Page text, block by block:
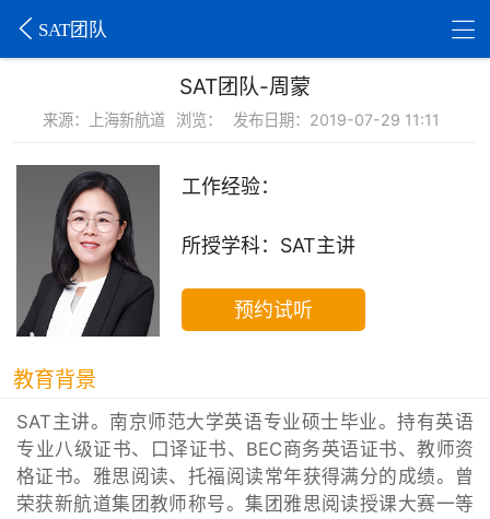
SAT团队
SAT团队-周蒙
来源：上海新航道 浏览： 发布日期：2019-07-29 11:11
工作经验：
所授学科：SAT主讲
预约试听
教育背景
SAT主讲。南京师范大学英语专业硕士毕业。持有英语
专业八级证书、口译证书、BEC商务英语证书、教师资
格证书。雅思阅读、托福阅读常年获得满分的成绩。曾
荣获新航道集团教师称号。集团雅思阅读授课大赛一等